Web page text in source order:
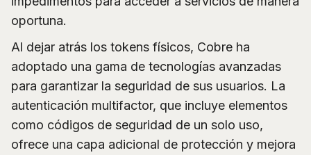
oportuna.
Al dejar atrás los tokens físicos, Cobre ha
adoptado una gama de tecnologías avanzadas
para garantizar la seguridad de sus usuarios. La
autenticación multifactor, que incluye elementos
como códigos de seguridad de un solo uso,
ofrece una capa adicional de protección y mejora